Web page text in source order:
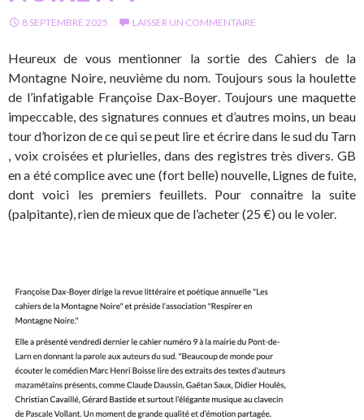
8 SEPTEMBRE 2025 LAISSER UN COMMENTAIRE
Heureux de vous mentionner la sortie des Cahiers de la
Montagne Noire, neuvième du nom. Toujours sous la houlette
de l’infatigable Françoise Dax-Boyer. Toujours une maquette
impeccable, des signatures connues et d’autres moins, un beau
tour d’horizon de ce qui se peut lire et écrire dans le sud du Tarn
, voix croisées et plurielles, dans des registres très divers. GB
en a été complice avec une (fort belle) nouvelle, Lignes de fuite,
dont voici les premiers feuillets. Pour connaitre la suite
(palpitante), rien de mieux que de l’acheter (25 €) ou le voler.